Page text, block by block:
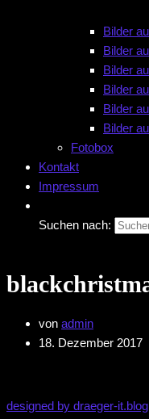
Bilder
Bilder
Bilder
Bilder
Bilder
Bilder
Fotobox
Kontakt
Impressum
Suchen nach:
von admin
18. Dezember 2017
designed by draeger-it.blog